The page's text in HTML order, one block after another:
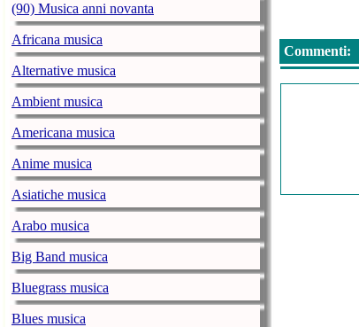
(90) Musica anni novanta
Africana musica
Alternative musica
Ambient musica
Americana musica
Anime musica
Asiatiche musica
Arabo musica
Big Band musica
Bluegrass musica
Blues musica
Commenti: